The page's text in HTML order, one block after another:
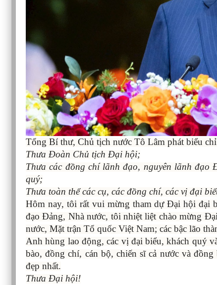
Tổng Bí thư, Chủ tịch nước Tô Lâm phát biểu
Thưa Đoàn Chủ tịch Đại hội;
Thưa các đồng chí lãnh đạo, nguyên lãnh đạo
quý;
Thưa toàn thể các cụ, các đồng chí, các vị đại
Hôm nay, tôi rất vui mừng tham dự Đại hội đại
đạo Đảng, Nhà nước, tôi nhiệt liệt chào mừng
nước, Mặt trận Tổ quốc Việt Nam; các bậc lão
Anh hùng lao động, các vị đại biểu, khách quý
bào, đồng chí, cán bộ, chiến sĩ cả nước và
đẹp nhất.
Thưa Đại hội!